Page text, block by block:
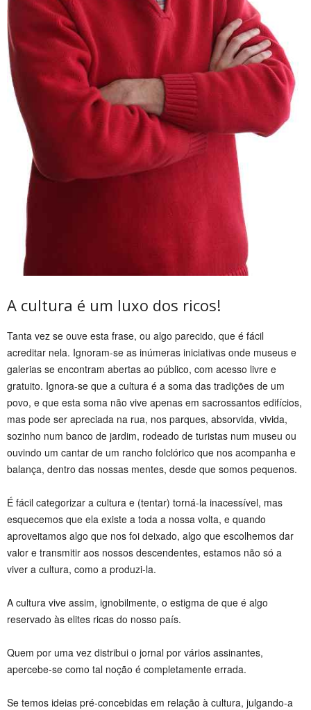
A cultura é um luxo dos ricos!
Tanta vez se ouve esta frase, ou algo parecido, que é fácil
acreditar nela. Ignoram-se as inúmeras iniciativas onde museus e
galerias se encontram abertas ao público, com acesso livre e
gratuito. Ignora-se que a cultura é a soma das tradições de um
povo, e que esta soma não vive apenas em sacrossantos edifícios,
mas pode ser apreciada na rua, nos parques, absorvida, vivida,
sozinho num banco de jardim, rodeado de turistas num museu ou
ouvindo um cantar de um rancho folclórico que nos acompanha e
balança, dentro das nossas mentes, desde que somos pequenos.
É fácil categorizar a cultura e (tentar) torná-la inacessível, mas
esquecemos que ela existe a toda a nossa volta, e quando
aproveitamos algo que nos foi deixado, algo que escolhemos dar
valor e transmitir aos nossos descendentes, estamos não só a
viver a cultura, como a produzi-la.
A cultura vive assim, ignobilmente, o estigma de que é algo
reservado às elites ricas do nosso país.
Quem por uma vez distribui o jornal por vários assinantes,
apercebe-se como tal noção é completamente errada.
Se temos ideias pré-concebidas em relação à cultura, julgando-a